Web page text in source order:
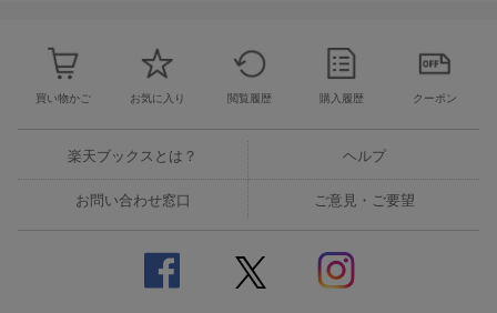
買い物かご お気に入り 閲覧履歴 購入履歴 クーポン
楽天ブックスとは？ ヘルプ
お問い合わせ窓口 ご意見・ご要望